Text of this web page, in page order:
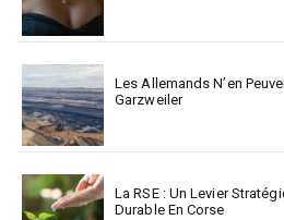
Les Allemands N’en
Garzweiler
La RSE : Un Levier
Durable En Corse